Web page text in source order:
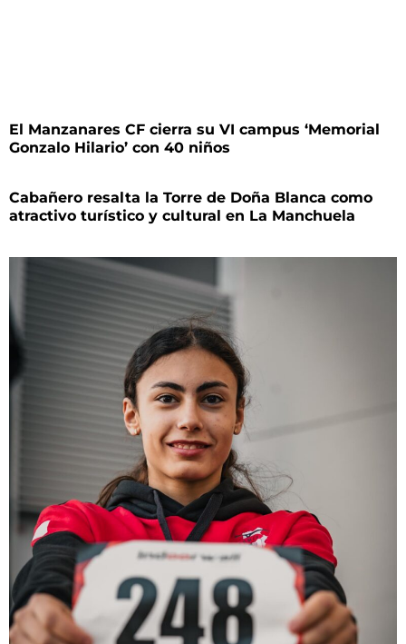
El Manzanares CF cierra su VI campus ‘Memorial
Gonzalo Hilario’ con 40 niños
Cabañero resalta la Torre de Doña Blanca como
atractivo turístico y cultural en La Manchuela